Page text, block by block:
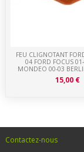
FEU CLIGNOTANT
04 FORD FOCUS
MONDEO 00-03
15,00 €
Contactez-nous